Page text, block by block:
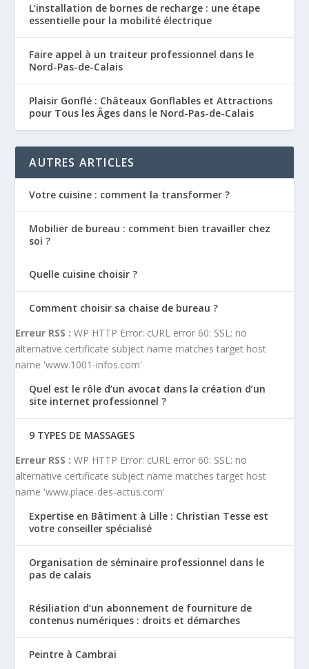
L’installation de bornes de recharge : une étape
essentielle pour la mobilité électrique
Faire appel à un traiteur professionnel dans le
Nord-Pas-de-Calais
Plaisir Gonflé : Châteaux Gonflables et Attractions
pour Tous les Âges dans le Nord-Pas-de-Calais
AUTRES ARTICLES
Votre cuisine : comment la transformer ?
Mobilier de bureau : comment bien travailler chez
soi ?
Quelle cuisine choisir ?
Comment choisir sa chaise de bureau ?
Erreur RSS : WP HTTP Error: cURL error 60: SSL: no
alternative certificate subject name matches target host
name 'www.1001-infos.com'
Quel est le rôle d’un avocat dans la création d’un
site internet professionnel ?
9 TYPES DE MASSAGES
Erreur RSS : WP HTTP Error: cURL error 60: SSL: no
alternative certificate subject name matches target host
name 'www.place-des-actus.com'
Expertise en Bâtiment à Lille : Christian Tesse est
votre conseiller spécialisé
Organisation de séminaire professionnel dans le
pas de calais
Résiliation d’un abonnement de fourniture de
contenus numériques : droits et démarches
Peintre à Cambrai